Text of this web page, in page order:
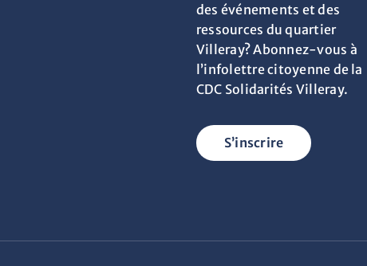
des événements et des
ressources du quartier
Villeray? Abonnez-vous à
l’infolettre citoyenne de la
CDC Solidarités Villeray.
S’inscrire